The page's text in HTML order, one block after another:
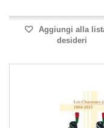
Aggiungi alla
desideri